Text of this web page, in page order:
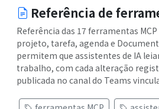
Referência de
Referência das 17 ferramentas
projeto, tarefa, agenda e
permitem que assistentes de IA
trabalho, com cada alteração
publicada no canal do Teams